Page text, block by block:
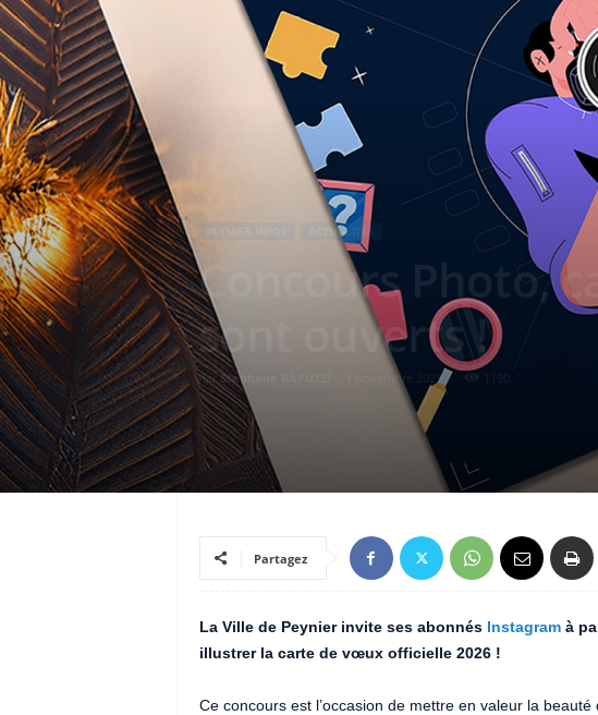
ACTUALITÉS
Concours Photo,
sont ouverts !
Par Stéphane RAPUZZI 1 novembre 2025
Partagez
La Ville de Peynier invite ses abonnés Instagramà
illustrer la carte de vœux officielle 2026 !
Ce concours est l’occasion de mettre en valeur la